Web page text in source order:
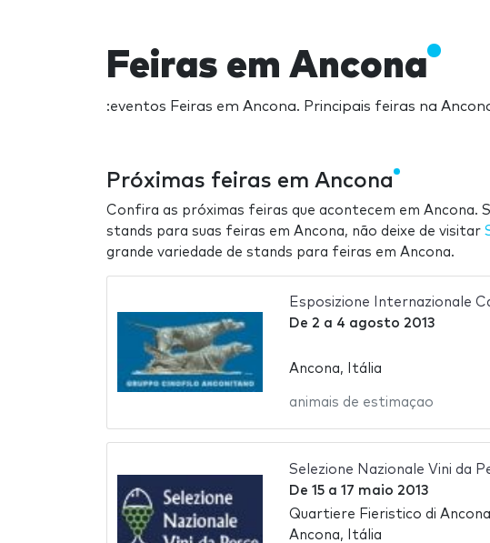
Feiras em Ancona
:eventos Feiras em Ancona. Principais feiras na
Próximas feiras em Ancona
Confira as próximas feiras que acontecem em Ancona.
stands para suas feiras em Ancona, não deixe de visitar
grande variedade de stands para feiras em Ancona.
Esposizione Internazionale
De 2 a 4 agosto 2013
Ancona, Itália
animais de estimaçao
Selezione Nazionale Vini da
De 15a 17 maio 2013
Quartiere Fieristico di Ancona
Ancona, Itália